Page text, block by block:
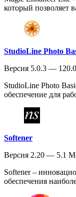
который позволяет
StudioLine Photo
Версия 5.0.3 —
StudioLine Photo
обеспечение для
Softener
Версия 2.20 — 5.1
Softener –
обеспечения